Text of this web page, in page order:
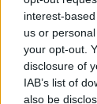
interest-
us or
your opt-out.
disclosure of
IAB’s list of
also be